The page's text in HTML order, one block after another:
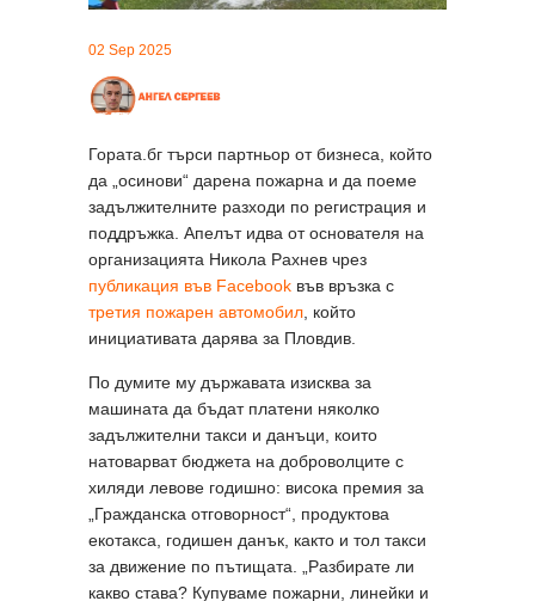
02 Sep 2025
Гората.бг търси партньор от бизнеса, който
да „осинови“ дарена пожарна и да поеме
задължителните разходи по регистрация и
поддръжка. Апелът идва от основателя на
организацията Никола Рахнев чрез
публикация във Facebook във връзка с
третия пожарен автомобил , който
инициативата дарява за Пловдив.
По думите му държавата изисква за
машината да бъдат платени няколко
задължителни такси и данъци, които
натоварват бюджета на доброволците с
хиляди левове годишно: висока премия за
„Гражданска отговорност“, продуктова
екотакса, годишен данък, както и тол такси
за движение по пътищата. „Разбирате ли
какво става? Купуваме пожарни, линейки и